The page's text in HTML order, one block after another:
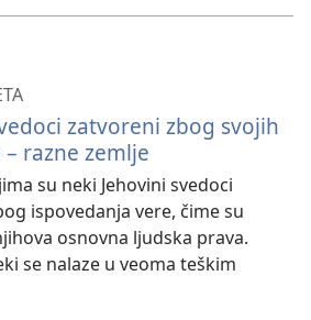
zatvoreni zbog svojih
razne zemlje
su neki Jehovini svedoci
ispovedanja vere, čime su
osnovna ljudska prava.
se nalaze u veoma teškim